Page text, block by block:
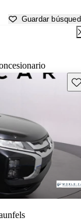
Guardar